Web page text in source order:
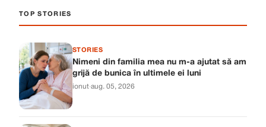
TOP STORIES
STORIES
Nimeni din familia mea nu m-a ajutat să am
grijă de bunica în ultimele ei luni
ionut·aug. 05, 2026